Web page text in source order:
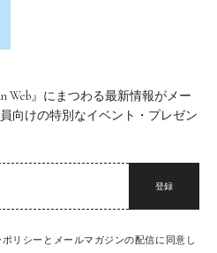
Web』にまつわる最新情報がメー
向けの特別なイベント・プレゼン
登録
リシーとメールマガジンの配信に同意し